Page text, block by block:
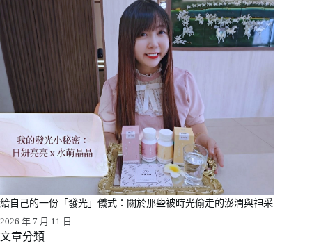
給自己的一份「發光」儀式：關於那些被時光偷走的澎潤與神采
2026 年 7 月 11 日
文章分類